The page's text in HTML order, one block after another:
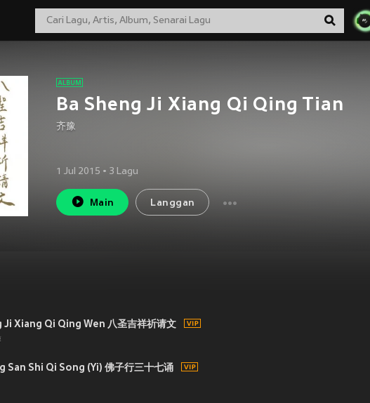
Ba Sheng Ji Xiang Qi Qing Tian
齐豫
1 Jul 2015 • 3 Lagu
Main Langgan
Ji Xiang Qi Qing Wen 八圣吉祥祈请文
San Shi Qi Song (Yi) 佛子行三十七诵